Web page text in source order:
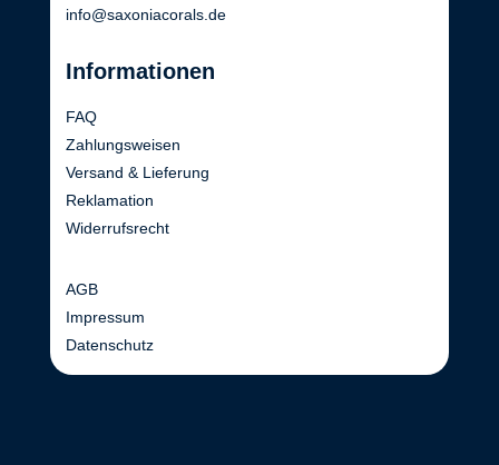
info@saxoniacorals.de
Informationen
FAQ
Zahlungsweisen
Versand & Lieferung
Reklamation
Widerrufsrecht
AGB
Impressum
Datenschutz